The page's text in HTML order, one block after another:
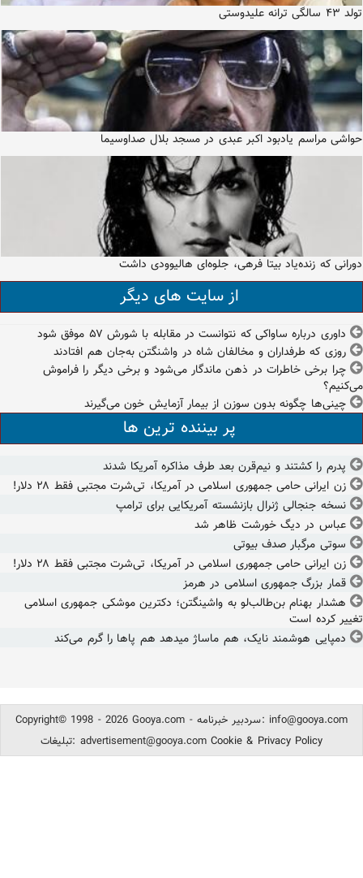
تولد ۴۳ سالگی ترانه علیدوستی
حواشی مراسم یادبود اکبر عبدی در مسجد بلال صداوسیما
دورانی که زنده‌یاد بیتا فرهی، جلوه‌ای هالیوودی داشت
از سایت های دیگر
داوری درباره ساواکی که نتوانست در مقابله با شورش ۵۷ موفق شود
روزی که طرفداران و مخالفان شاه در واشنگتن به‌جان هم افتادند
چرا برخی خاطرات در ذهن ماندگار می‌شود و برخی دیگر را فراموش
می‌کنیم؟
چینی‌ها چگونه بدون سوزن از بیمار آزمایش خون می‌گیرند
پر بیننده ترین ها
پدرم را کشتند و نیم‌قرن بعد طرف مذاکره آمریکا شدند
زن ایرانی حامی جمهوری اسلامی در آمریکا، تی‌شرت مجتبی فقط ۲۸ دلار!
نسخه جنجالی ژنرال بازنشسته آمریکایی برای ترامپ
عباس در دیگ خورشت ظاهر شد
سوتی مرگبار صدف بیوتی
زن ایرانی حامی جمهوری اسلامی در آمریکا، تی‌شرت مجتبی فقط ۲۸ دلار!
قمار بزرگ جمهوری اسلامی در هرمز
هشدار بهنام بن‌طالب‌لو به واشینگتن؛ دکترین موشکی جمهوری اسلامی
تغییر کرده است
دمپایی هوشمند نایک، هم ماساژ میدهد هم پاها را گرم می‌کند
Copyright© 1998 - 2026 Gooya.com - سردبیر خبرنامه: info@gooya.com
تبلیغات: advertisement@gooya.com Cookie & Privacy Policy